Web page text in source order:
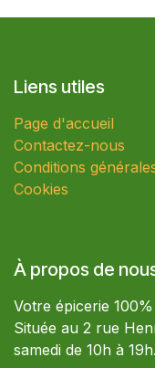
Liens utiles
Page d'accueil
Contactez-nous
Conditions
Cookies
À propos de
Votre épicerie
Située au 2 rue
samedi de 10h à 19h.